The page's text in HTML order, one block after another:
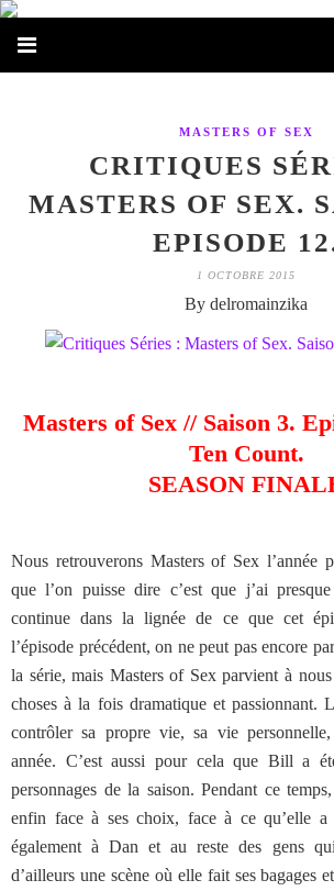
MASTERS OF SEX
CRITIQUES
MASTERS OF SEX.
EPISODE
1 OCTOBRE 2015
By delromainzika
Masters of Sex // Saison 3.
Ten Count.
SEASON
Nous retrouverons Masters of Sex l’année
que l’on puisse dire c’est que j’ai
continue dans la lignée de ce que cet
l’épisode précédent, on ne peut pas encore
la série, mais Masters of Sex parvient à
choses à la fois dramatique et passionnant.
contrôler sa propre vie, sa vie
année. C’est aussi pour cela que Bill a
personnages de la saison. Pendant ce
enfin face à ses choix, face à ce qu’elle
également à Dan et au reste des gens
d’ailleurs une scène où elle fait ses bagages